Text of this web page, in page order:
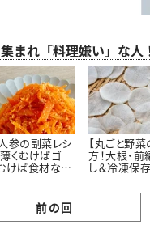
まれ「料理嫌い」な
参の副菜レシ
くむけばゴ
けば食材なん
レシピ
【丸ごと野
方！大根・前
し＆冷凍保
んのお手軽
前の回